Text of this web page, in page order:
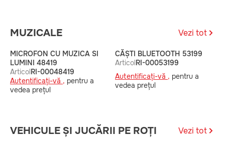
MUZICALE Vezi tot
MICROFON CU MUZICA SI
LUMINI 48419
ArticolRI-00048419
Autentificați-vă , pentru a
vedea prețul
CĂȘTI BLUETOOTH 53199
ArticolRI-00053199
Autentificați-vă , pentru a
vedea prețul
VEHICULE ȘI JUCĂRII PE ROȚI Vezi tot